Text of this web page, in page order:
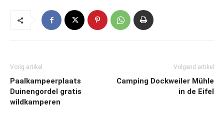
Vorig artikel
Paalkampeerplaats
Duinengordel gratis
wildkamperen
Volgend artikel
Camping Dockweiler Mühle
in de Eifel